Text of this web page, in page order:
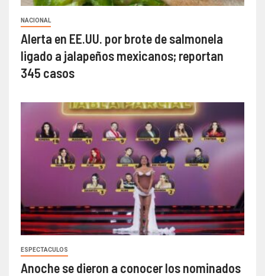
NACIONAL
Alerta en EE.UU. por brote de salmonela
ligado a jalapeños mexicanos; reportan
345 casos
ESPECTACULOS
Anoche se dieron a conocer los nominados